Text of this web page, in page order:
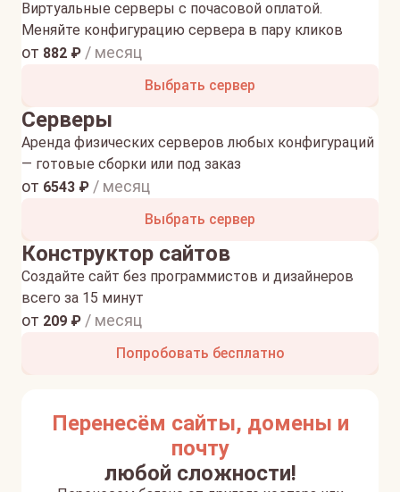
Виртуальные серверы с почасовой оплатой.
Меняйте конфигурацию сервера в пару кликов
от 882 ₽ / месяц
Выбрать сервер
Серверы
Аренда физических серверов любых конфигураций
— готовые сборки или под заказ
от 6543 ₽ / месяц
Выбрать сервер
Конструктор сайтов
Создайте сайт без программистов и дизайнеров
всего за 15 минут
от 209 ₽ / месяц
Попробовать бесплатно
Перенесём сайты, домены и
почту
любой сложности!